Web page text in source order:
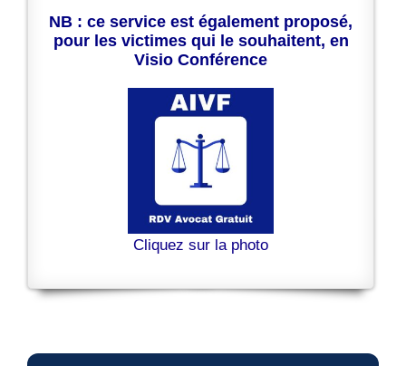
NB : ce service est également proposé,
pour les victimes qui le souhaitent, en
Visio Conférence
Cliquez sur la photo